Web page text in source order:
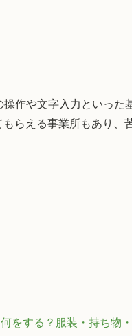
作や文字入力といった
らえる事業所もあり、
をする？服装・持ち物